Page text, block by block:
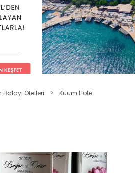
Otelleri > Kuum Hotel